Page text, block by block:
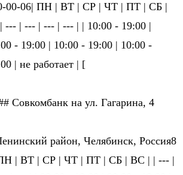
00-06| ПН | ВТ | СР | ЧТ | ПТ | СБ |
| --- | --- | --- | | 10:00 - 19:00 |
- 19:00 | 10:00 - 19:00 | 10:00 -
| не ра­бо­та­ет | [
Совкомбанк на ул. Гагарина, 4
район, Челябинск, Россия8
ПН | ВТ | СР | ЧТ | ПТ | СБ | ВС | | --- |